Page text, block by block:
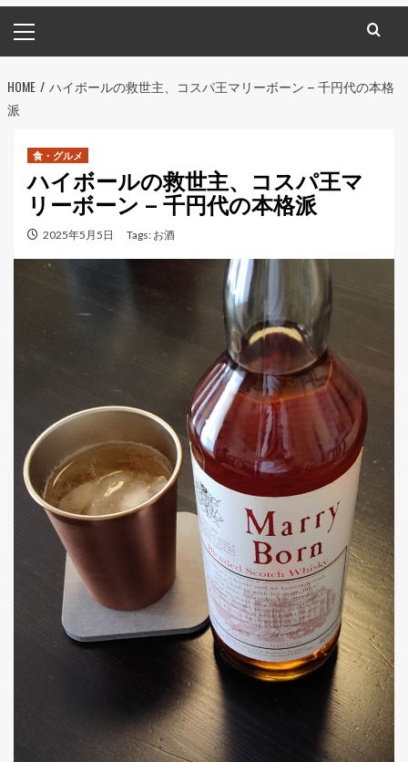
イ
ン
メ
ニ
HOME
ハイボールの救世主、コスパ王マリーボーン – 千円代の本格
派
食・グルメ
ハイボールの救世主、コスパ王マ
リーボーン – 千円代の本格派
2025年5月5日 Tags: お酒